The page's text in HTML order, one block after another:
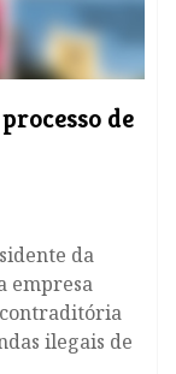
de
da
empresa
ilegais de